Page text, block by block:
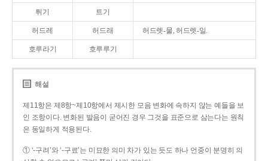
튀기 트기
허드레 허드래 허드렛-물, 허드렛-일.
호루라기 호루루기
해설
제11항은 제8항~제10항에서 제시한 모음 변화에 속하지 않는 예들을 보
인 조항이다. 변화된 발음이 굳어진 경우 그것을 표준으로 삼는다는 원칙
은 동일하게 적용된다.
① ‘-구려’와 ‘-구료’는 미묘한 의미 차가 있는 듯도 하나 언중이 분명히 의